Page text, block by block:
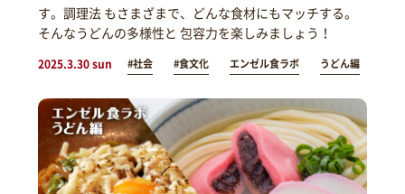
す。調理法 もさまざまで、どんな食材にもマッチする。
そんなうどんの多様性と 包容力を楽しみましょう！
2025.3.30 sun #社会 #食文化 エンゼル食ラボ うどん編